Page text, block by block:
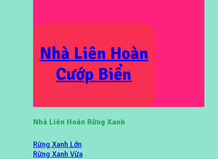
Nhà Liên Hoàn
Cướp Biển
Nhà Liên Hoàn Rừng Xanh
Rừng Xanh Lớn
Rừng Xanh Vừa